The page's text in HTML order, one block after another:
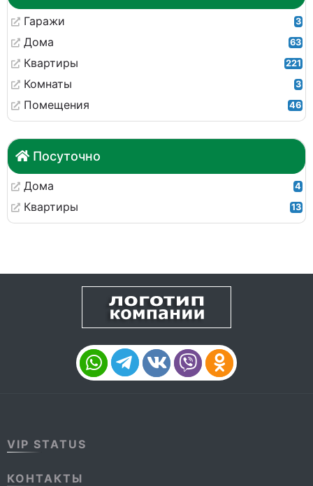
Гаражи 3
Дома 63
Квартиры 221
Комнаты 3
Помещения 46
Посуточно
Дома 4
Квартиры 13
VIP STATUS
КОНТАКТЫ